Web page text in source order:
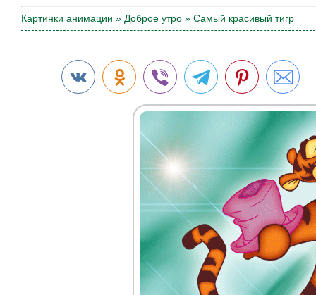
Картинки анимации » Доброе утро » Самый красивый тигр